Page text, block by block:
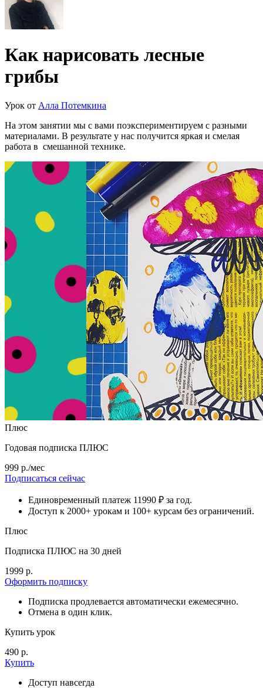
Как нарисовать лесные
грибы
Урок от Алла Потемкина
На этом занятии мы с вами поэкспериментируем с разными
материалами. В результате у нас получится яркая и смелая
работа в смешанной технике.
Плюс
Годовая подписка ПЛЮС
999 р./мес
Подписаться сейчас
Единовременный платеж 11990 ₽ за год.
Доступ к 2000+ урокам и 100+ курсам без ограничений.
Плюс
Подписка ПЛЮС на 30 дней
1999 р.
Оформить подписку
Подписка продлевается автоматически ежемесячно.
Отмена в один клик.
Купить урок
490 р.
Купить
Доступ навсегда